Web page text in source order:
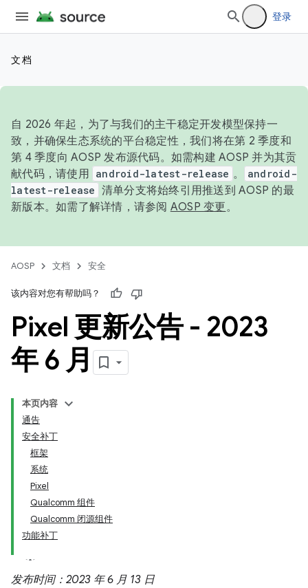
登录
文档
自 2026 年起，为了与我们的主干稳定开发模型保持一
致，并确保生态系统的平台稳定性，我们将在第 2 季度和
第 4 季度向 AOSP 发布源代码。如需构建 AOSP 并为其贡
献代码，请使用 android-latest-release 。
android-
latest-release 清单分支将始终引用推送到 AOSP 的最
新版本。如需了解详情，请参阅 AOSP 变更。
AOSP 文档 安全
该内容对您有帮助吗？
Pixel 更新公告 - 2023
年 6 月
本页内容
通告
安全补丁
框架
系统
Pixel
Qualcomm 组件
Qualcomm 闭源组件
功能补丁
发布时间：2023 年 6 月 13 日